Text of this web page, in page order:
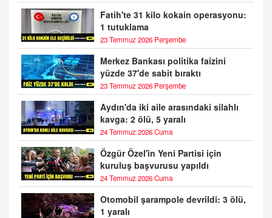
Fatih'te 31 kilo kokain operasyonu:
1 tutuklama
23 Temmuz 2026 Perşembe
Merkez Bankası politika faizini
yüzde 37'de sabit bıraktı
23 Temmuz 2026 Perşembe
Aydın'da iki aile arasındaki silahlı
kavga: 2 ölü, 5 yaralı
24 Temmuz 2026 Cuma
Özgür Özel'in Yeni Partisi için
kuruluş başvurusu yapıldı
24 Temmuz 2026 Cuma
Otomobil şarampole devrildi: 3 ölü,
1 yaralı